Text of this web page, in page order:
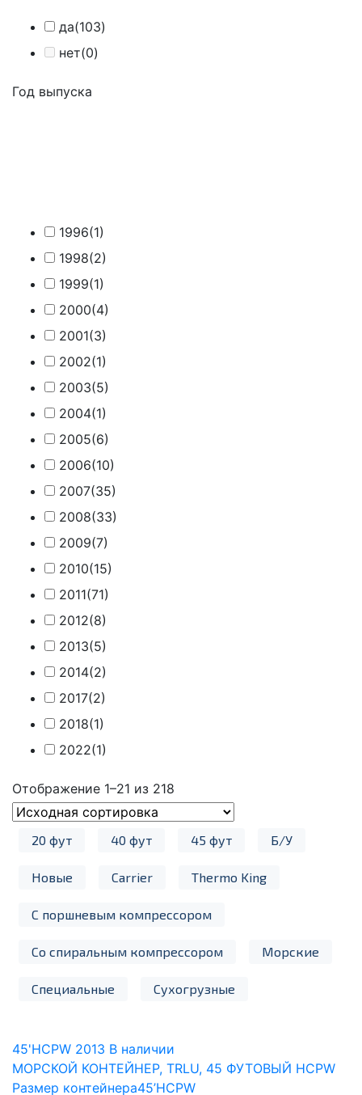
да(103)
нет(0)
Год выпуска
1996(1)
1998(2)
1999(1)
2000(4)
2001(3)
2002(1)
2003(5)
2004(1)
2005(6)
2006(10)
2007(35)
2008(33)
2009(7)
2010(15)
2011(71)
2012(8)
2013(5)
2014(2)
2017(2)
2018(1)
2022(1)
Отображение 1–21 из 218
20 фут 40 фут 45 фут Б/У
Новые Carrier Thermo King
С поршневым компрессором
Со спиральным компрессором Морские
Специальные Сухогрузные
45'HCPW 2013 В наличии
МОРСКОЙ КОНТЕЙНЕР, TRLU, 45 ФУТОВЫЙ HCPW
Размер контейнера45’HCPW